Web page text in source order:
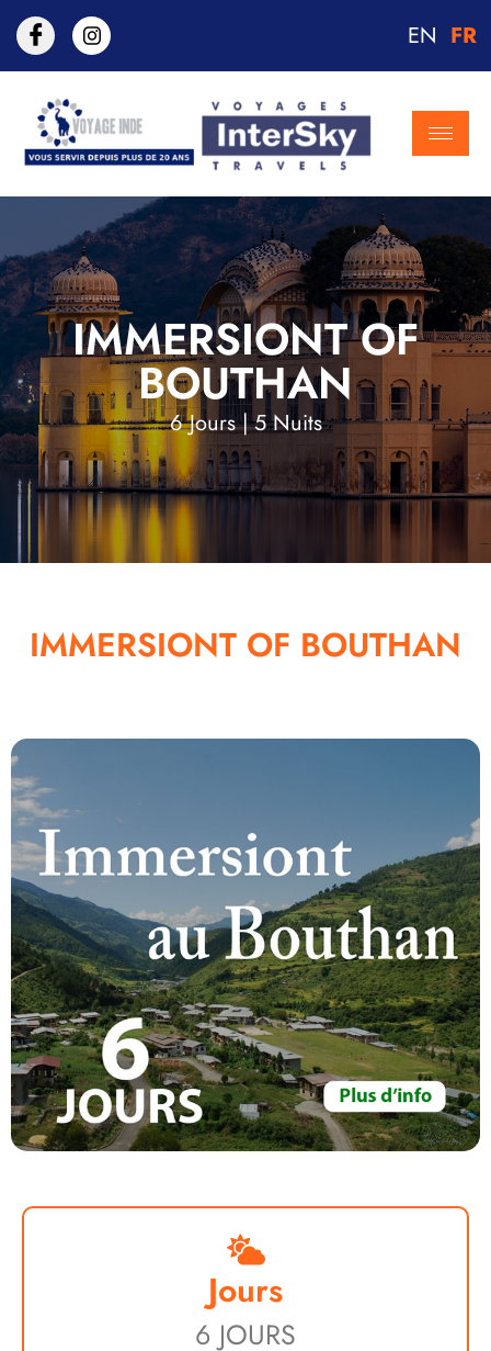
EN FR
IMMERSIONT OF
BOUTHAN
6 Jours | 5 Nuits
IMMERSIONT OF BOUTHAN
Jours
6 JOURS